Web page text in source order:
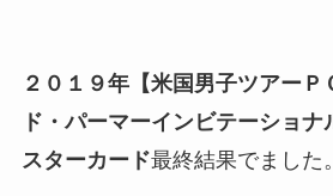
２０１９年【米国男子ツアーＰ
ド・パーマーインビテーショ
スターカード最終結果でました。